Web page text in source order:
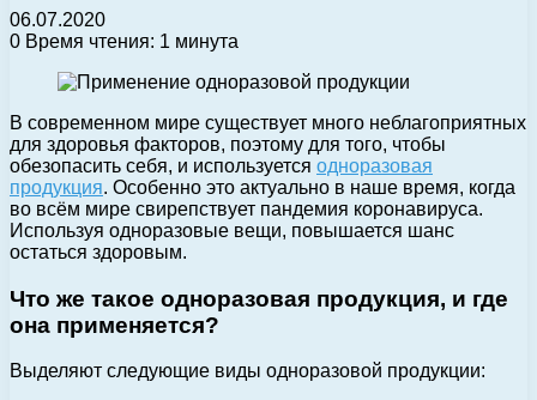
06.07.2020
0 Время чтения: 1 минута
В современном мире существует много неблагоприятных
для здоровья факторов, поэтому для того, чтобы
обезопасить себя, и используется одноразовая
продукция. Особенно это актуально в наше время, когда
во всём мире свирепствует пандемия коронавируса.
Используя одноразовые вещи, повышается шанс
остаться здоровым.
Что же такое одноразовая продукция, и где
она применяется?
Выделяют следующие виды одноразовой продукции: